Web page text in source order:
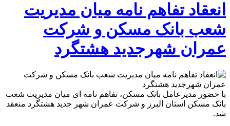
انعقاد تفاهم نامه میان مدیریت
شعب بانک مسکن و شرکت
عمران شهرجدید هشتگرد
با حضور مدیرعامل بانک مسکن، تفاهم نامه ای میان مدیریت شعب
بانک مسکن استان البرز و شرکت عمران شهر جدید هشتگرد منعقد
شد.